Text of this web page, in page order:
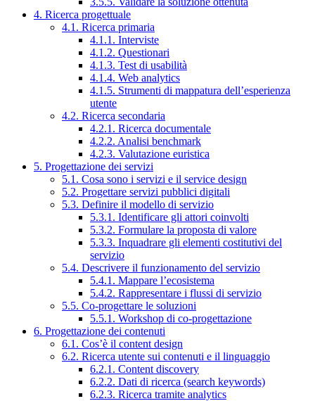
4. Ricerca progettuale
4.1. Ricerca primaria
4.1.1. Interviste
4.1.2. Questionari
4.1.3. Test di usabilità
4.1.4. Web analytics
4.1.5. Strumenti di mappatura dell’esperienza
utente
4.2. Ricerca secondaria
4.2.1. Ricerca documentale
4.2.2. Analisi benchmark
4.2.3. Valutazione euristica
5. Progettazione dei servizi
5.1. Cosa sono i servizi e il service design
5.2. Progettare servizi pubblici digitali
5.3. Definire il modello di servizio
5.3.1. Identificare gli attori coinvolti
5.3.2. Formulare la proposta di valore
5.3.3. Inquadrare gli elementi costitutivi del
servizio
5.4. Descrivere il funzionamento del servizio
5.4.1. Mappare l’ecosistema
5.4.2. Rappresentare i flussi di servizio
5.5. Co-progettare le soluzioni
5.5.1. Workshop di co-progettazione
6. Progettazione dei contenuti
6.1. Cos’è il content design
6.2. Ricerca utente sui contenuti e il linguaggio
6.2.1. Content discovery
6.2.2. Dati di ricerca (search keywords)
6.2.3. Ricerca tramite analytics